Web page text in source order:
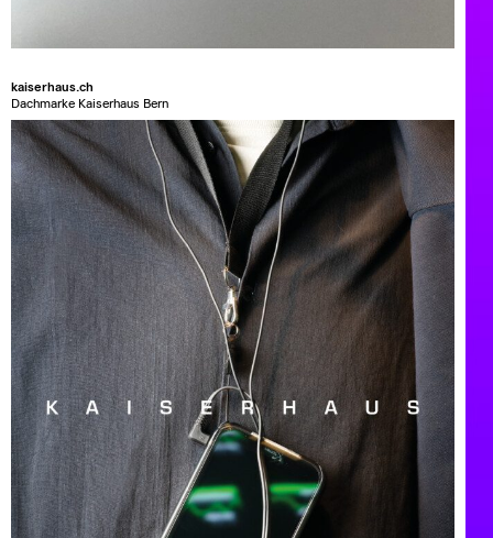
kaiserhaus.ch
Dachmarke Kaiserhaus Bern